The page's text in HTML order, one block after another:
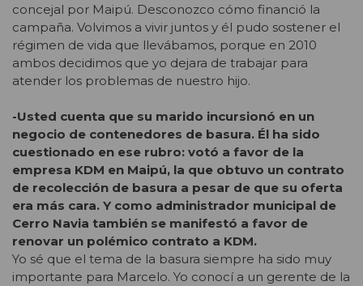
concejal por Maipú. Desconozco cómo financió la
campaña. Volvimos a vivir juntos y él pudo sostener el
régimen de vida que llevábamos, porque en 2010
ambos decidimos que yo dejara de trabajar para
atender los problemas de nuestro hijo.
-Usted cuenta que su marido incursionó en un
negocio de contenedores de basura. Él ha sido
cuestionado en ese rubro: votó a favor de la
empresa KDM en Maipú, la que obtuvo un contrato
de recolección de basura a pesar de que su oferta
era más cara. Y como administrador municipal de
Cerro Navia también se manifestó a favor de
renovar un polémico contrato a KDM.
Yo sé que el tema de la basura siempre ha sido muy
importante para Marcelo. Yo conocí a un gerente de la